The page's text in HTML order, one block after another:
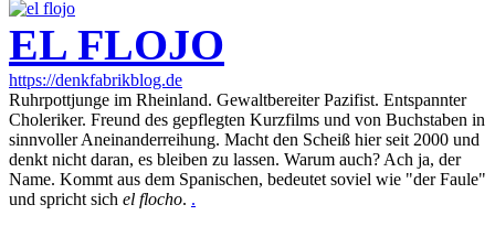
EL FLOJO
https://denkfabrikblog.de
Ruhrpottjunge im Rheinland. Gewaltbereiter Pazifist. Entspannter
Choleriker. Freund des gepflegten Kurzfilms und von Buchstaben in
sinnvoller Aneinanderreihung. Macht den Scheiß hier seit 2000 und
denkt nicht daran, es bleiben zu lassen. Warum auch? Ach ja, der
Name. Kommt aus dem Spanischen, bedeutet soviel wie "der Faule"
und spricht sich el flocho. .